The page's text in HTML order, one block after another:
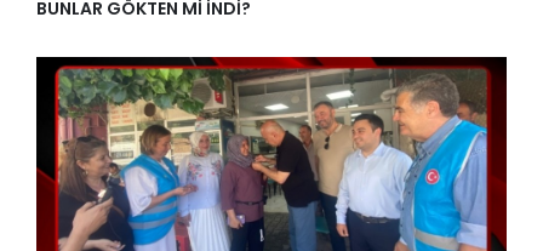
BUNLAR GÖKTEN Mİ İNDİ?